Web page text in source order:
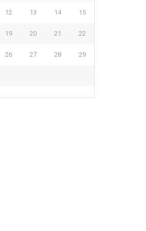
12 13 14 15
19 20 21 22
26 27 28 29